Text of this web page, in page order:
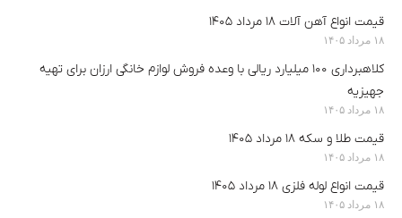
قیمت انواع آهن آلات ۱۸ مرداد ۱۴۰۵
۱۸ مرداد ۱۴۰۵
کلاهبرداری ۱۰۰ میلیارد ریالی با وعده فروش لوازم خانگی ارزان برای تهیه
جهیزیه
۱۸ مرداد ۱۴۰۵
قیمت طلا و سکه ۱۸ مرداد ۱۴۰۵
۱۸ مرداد ۱۴۰۵
قیمت انواع لوله فلزی ۱۸ مرداد ۱۴۰۵
۱۸ مرداد ۱۴۰۵